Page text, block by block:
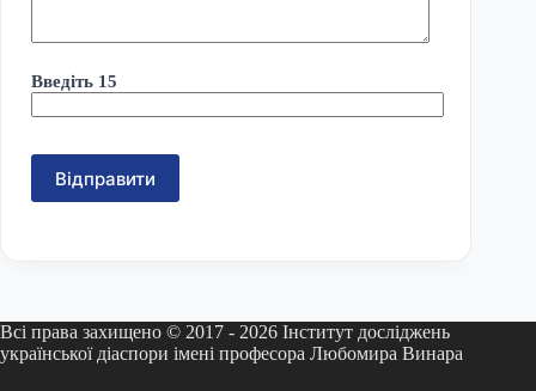
Введіть 15
Всі права захищено © 2017 - 2026 Інститут досліджень
української діаспори імені професора Любомира Винара